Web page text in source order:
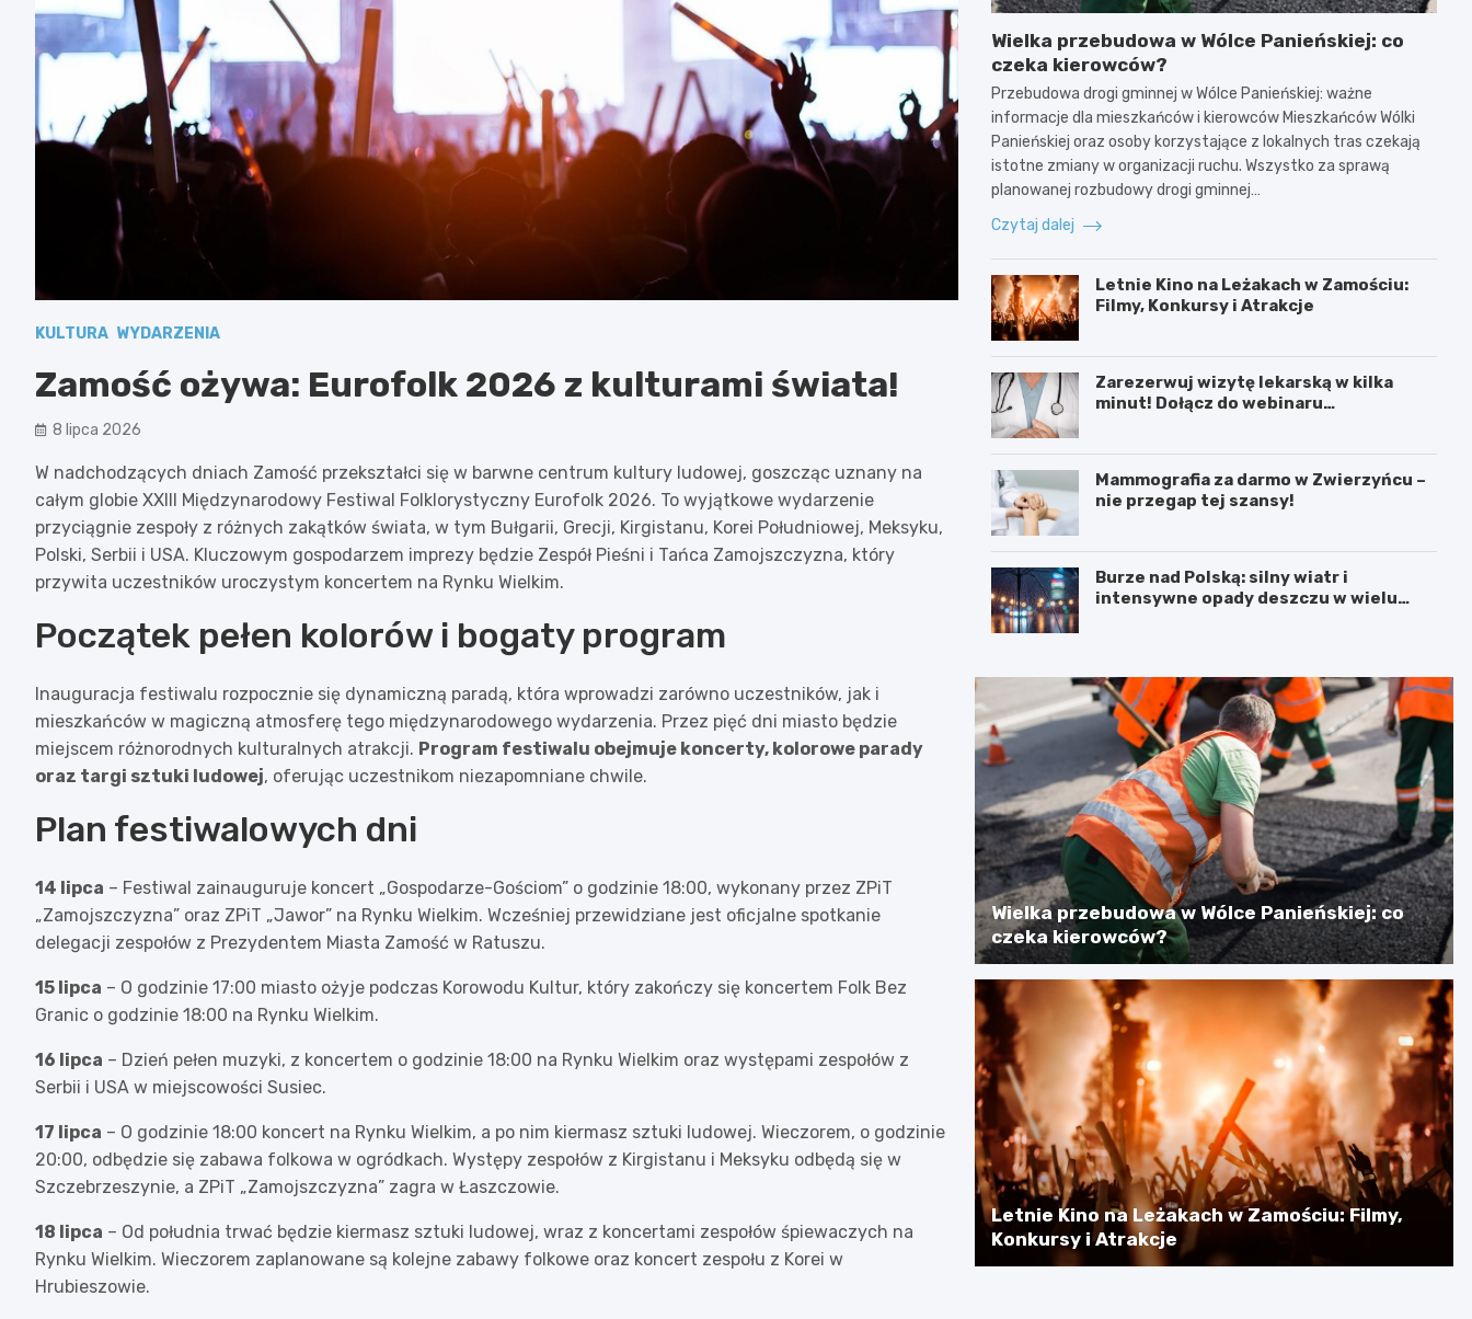
KULTURA WYDARZENIA
Zamość ożywa: Eurofolk 2026 z kulturami świata!
8 lipca 2026
W nadchodzących dniach Zamość przekształci się w barwne centrum kultury ludowej, goszcząc uznany na
całym globie XXIII Międzynarodowy Festiwal Folklorystyczny Eurofolk 2026. To wyjątkowe wydarzenie
przyciągnie zespoły z różnych zakątków świata, w tym Bułgarii, Grecji, Kirgistanu, Korei Południowej, Meksyku,
Polski, Serbii i USA. Kluczowym gospodarzem imprezy będzie Zespół Pieśni i Tańca Zamojszczyzna, który
przywita uczestników uroczystym koncertem na Rynku Wielkim.
Początek pełen kolorów i bogaty program
Inauguracja festiwalu rozpocznie się dynamiczną paradą, która wprowadzi zarówno uczestników, jak i
mieszkańców w magiczną atmosferę tego międzynarodowego wydarzenia. Przez pięć dni miasto będzie
miejscem różnorodnych kulturalnych atrakcji. Program festiwalu obejmuje koncerty, kolorowe parady
oraz targi sztuki ludowej, oferując uczestnikom niezapomniane chwile.
Plan festiwalowych dni
14 lipca – Festiwal zainauguruje koncert „Gospodarze-Gościom” o godzinie 18:00, wykonany przez ZPiT
„Zamojszczyzna” oraz ZPiT „Jawor” na Rynku Wielkim. Wcześniej przewidziane jest oficjalne spotkanie
delegacji zespołów z Prezydentem Miasta Zamość w Ratuszu.
15 lipca – O godzinie 17:00 miasto ożyje podczas Korowodu Kultur, który zakończy się koncertem Folk Bez
Granic o godzinie 18:00 na Rynku Wielkim.
16 lipca – Dzień pełen muzyki, z koncertem o godzinie 18:00 na Rynku Wielkim oraz występami zespołów z
Serbii i USA w miejscowości Susiec.
17 lipca – O godzinie 18:00 koncert na Rynku Wielkim, a po nim kiermasz sztuki ludowej. Wieczorem, o godzinie
20:00, odbędzie się zabawa folkowa w ogródkach. Występy zespołów z Kirgistanu i Meksyku odbędą się w
Szczebrzeszynie, a ZPiT „Zamojszczyzna” zagra w Łaszczowie.
18 lipca – Od południa trwać będzie kiermasz sztuki ludowej, wraz z koncertami zespołów śpiewaczych na
Rynku Wielkim. Wieczorem zaplanowane są kolejne zabawy folkowe oraz koncert zespołu z Korei w
Hrubieszowie.
Wielka przebudowa w Wólce Panieńskiej: co
czeka kierowców?
Przebudowa drogi gminnej w Wólce Panieńskiej: ważne
informacje dla mieszkańców i kierowców Mieszkańców Wólki
Panieńskiej oraz osoby korzystające z lokalnych tras czekają
istotne zmiany w organizacji ruchu. Wszystko za sprawą
planowanej rozbudowy drogi gminnej…
Czytaj dalej
Letnie Kino na Leżakach w Zamościu:
Filmy, Konkursy i Atrakcje
Zarezerwuj wizytę lekarską w kilka
minut! Dołącz do webinaru
Mammografia za darmo w Zwierzyńcu –
nie przegap tej szansy!
Burze nad Polską: silny wiatr i
intensywne opady deszczu w wielu
Wielka przebudowa w Wólce Panieńskiej: co
czeka kierowców?
Letnie Kino na Leżakach w Zamościu: Filmy,
Konkursy i Atrakcje